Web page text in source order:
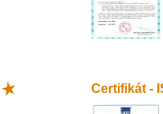
Certifikát -